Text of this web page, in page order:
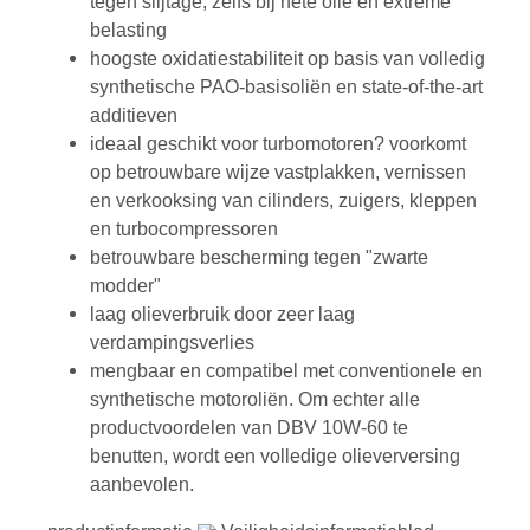
belasting
hoogste oxidatiestabiliteit op basis van volledig
synthetische PAO-basisoliën en state-of-the-art
additieven
ideaal geschikt voor turbomotoren? voorkomt
op betrouwbare wijze vastplakken, vernissen
en verkooksing van cilinders, zuigers, kleppen
en turbocompressoren
betrouwbare bescherming tegen "zwarte
modder"
laag olieverbruik door zeer laag
verdampingsverlies
mengbaar en compatibel met conventionele en
synthetische motoroliën. Om echter alle
productvoordelen van DBV 10W-60 te
benutten, wordt een volledige olieverversing
aanbevolen.